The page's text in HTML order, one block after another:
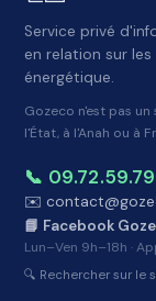
Service privé
en relation sur
énergétique.
Gozeco n'est pas
l'État, à l'Anah ou à
📞
✉️
📘 Facebook
Lun–Ven 9h–18h ·
🔍 Rechercher sur le